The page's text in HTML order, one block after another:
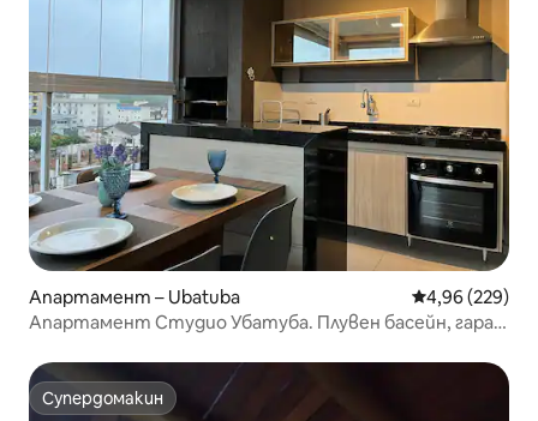
Апартамент – Ubatuba Средна
4,96 (229)
Апартамент Студио Убатуба. Плувен басейн, гараж
Супердомакин
Супердомакин